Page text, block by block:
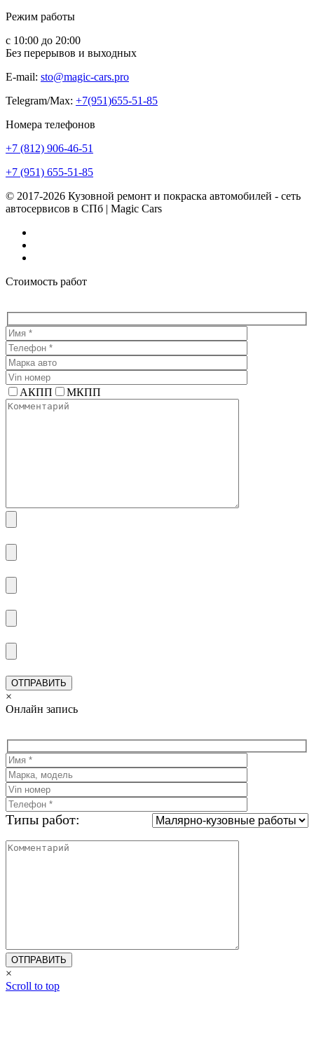
Режим работы
с 10:00 до 20:00
Без перерывов и выходных
E-mail: sto@magic-cars.pro
Telegram/Max: +7(951)655-51-85
Номера телефонов
+7 (812) 906-46-51
+7 (951) 655-51-85
© 2017-2026 Кузовной ремонт и покраска автомобилей - сеть
автосервисов в СПб | Magic Cars
Стоимость работ
АКПП МКПП
×
Онлайн запись
Типы работ:
×
Scroll to top